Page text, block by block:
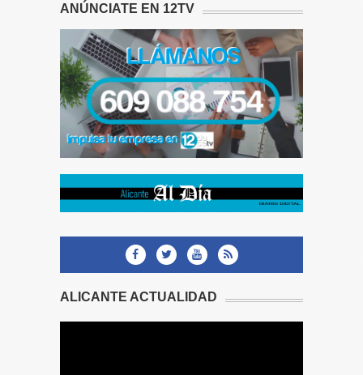
ANÚNCIATE EN 12TV
ALICANTE ACTUALIDAD